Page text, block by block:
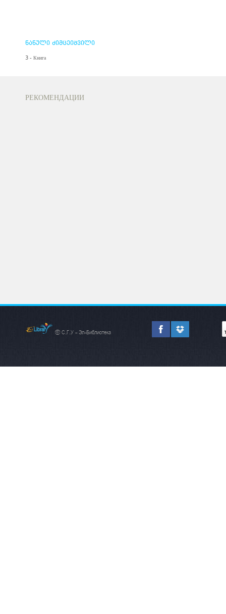
ნანული ძიმცეიშვილი
3 - Книга
РЕКОМЕНДАЦИИ
© С.Г.У - Эл-Библиотека